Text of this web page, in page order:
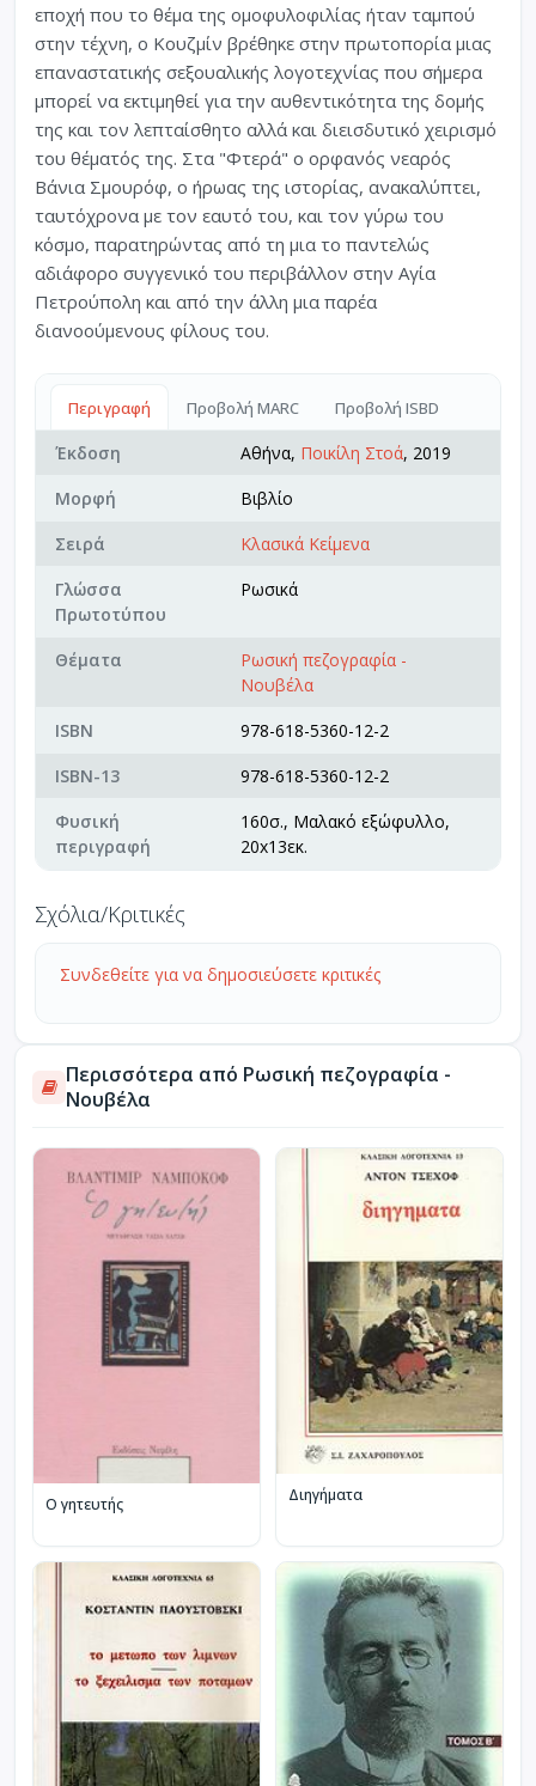
εποχή που το θέμα της ομοφυλοφιλίας ήταν ταμπού
στην τέχνη, ο Κουζμίν βρέθηκε στην πρωτοπορία μιας
επαναστατικής σεξουαλικής λογοτεχνίας που σήμερα
μπορεί να εκτιμηθεί για την αυθεντικότητα της δομής
της και τον λεπταίσθητο αλλά και διεισδυτικό χειρισμό
του θέματός της. Στα "Φτερά" ο ορφανός νεαρός
Βάνια Σμουρόφ, ο ήρωας της ιστορίας, ανακαλύπτει,
ταυτόχρονα με τον εαυτό του, και τον γύρω του
κόσμο, παρατηρώντας από τη μια το παντελώς
αδιάφορο συγγενικό του περιβάλλον στην Αγία
Πετρούπολη και από την άλλη μια παρέα
διανοούμενους φίλους του.
Περιγραφή Προβολή MARC Προβολή ISBD
Έκδοση Αθήνα, Ποικίλη Στοά, 2019
Μορφή
Βιβλίο
Σειρά
Κλασικά Κείμενα
Γλώσσα
Πρωτοτύπου
Ρωσικά
Θέματα
Ρωσική πεζογραφία -
Νουβέλα
ISBN
978-618-5360-12-2
ISBN-13
978-618-5360-12-2
Φυσική
περιγραφή
160σ., Μαλακό εξώφυλλο,
20x13εκ.
Σχόλια/Κριτικές
Συνδεθείτε για να δημοσιεύσετε κριτικές
Περισσότερα από Ρωσική πεζογραφία -
Νουβέλα
Ο γητευτής Διηγήματα